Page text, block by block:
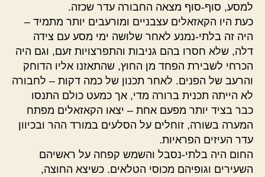
למסע, סוף-סוף מצאה החבורה עדר שכזה.
כעת היו הקאזאלים עצבניים ומורעבים יותר מתמיד –
היה זה בלתי-נמנע לאחר שלושה ימי מסע עם צידה
דלה, שלא חסרו בהם גניבות והתפרצויות זעם, וגם היה
הכרחי לשבירת הפחד מן החוץ, שהתאזנו אליו הדוחק
והרעב של הפנים. לאחר תכנון של כמה דקות – לחבורה
לא הייתה תכנית ברורה מדי, אך כמעט כולם התנסו
כבר בציד יותר מפעם אחת – יצאו הקאזאלים מפתח
המערה בשורה, זוחלים על הסלעים במורד ההר ובכיוון
עדר העיזים הפראיות.
החום היה בלתי-נסבל והשמש קפחה על ראשיהם
השעירים וגופיהם מכוסי הטלאים. כשיצא החוצה,